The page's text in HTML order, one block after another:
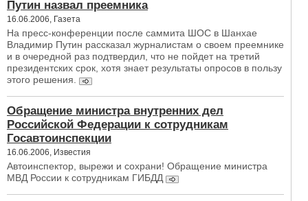
Путин назвал преемника
16.06.2006, Газета
На пресс-конференции после саммита ШОС в Шанхае
Владимир Путин рассказал журналистам о своем преемнике
и в очередной раз подтвердил, что не пойдет на третий
президентских срок, хотя знает результаты опросов в пользу
этого решения.
Обращение министра внутренних дел
Российской Федерации к сотрудникам
Госавтоинспекции
16.06.2006, Известия
Автоинспектор, вырежи и сохрани! Обращение министра
МВД России к сотрудникам ГИБДД